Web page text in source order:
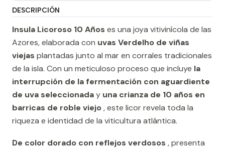
DESCRIPCIÓN
Insula Licoroso 10 Años es una joya vitivinícola de las
Azores, elaborada con uvas Verdelho de viñas
viejas plantadas junto al mar en corrales tradicionales
de la isla. Con un meticuloso proceso que incluye la
interrupción de la fermentación con aguardiente
de uva seleccionaday una crianza de 10 años en
barricas de roble viejo, este licor revela toda la
riqueza e identidad de la viticultura atlántica.
De color dorado con reflejos verdosos , presenta